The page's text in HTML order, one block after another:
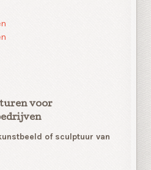
voor
of sculptuur van